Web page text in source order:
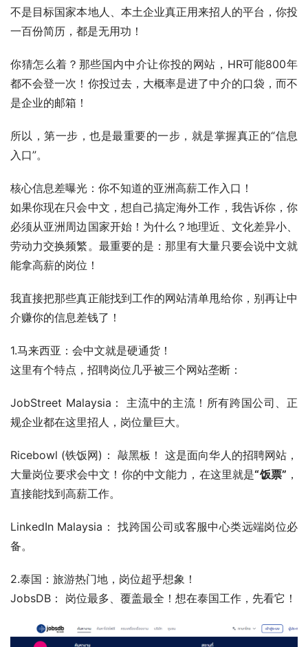
不是目标国家本地人、本土企业真正用来招人的平台，你投
一百份简历，都是无用功！
你猜怎么着？那些国内中介让你投的网站，HR可能800年
都不会登一次！你投过去，大概率是进了中介的口袋，而不
是企业的邮箱！
所以，第一步，也是最重要的一步，就是掌握真正的“信息
入口”。
核心信息差曝光：你不知道的亚洲高薪工作入口！
如果你现在只会中文，想自己搞定海外工作，我告诉你，你
必须从亚洲周边国家开始！为什么？地理近、文化差异小、
劳动力交换频繁。最重要的是：那里有大量只要会说中文就
能拿高薪的岗位！
我直接把那些真正能找到工作的网站清单甩给你，别再让中
介赚你的信息差钱了！
1.马来西亚：会中文就是硬通货！
这里有个特点，招聘岗位几乎被三个网站垄断：
JobStreet Malaysia： 主流中的主流！所有跨国公司、正
规企业都在这里招人，岗位量巨大。
Ricebowl (铁饭网)： 敲黑板！ 这是面向华人的招聘网站，
大量岗位要求会中文！你的中文能力，在这里就是“饭票” ，
直接能找到高薪工作。
LinkedIn Malaysia： 找跨国公司或客服中心类远端岗位必
备。
2.泰国：旅游热门地，岗位超乎想象！
JobsDB： 岗位最多、覆盖最全！想在泰国工作，先看它！